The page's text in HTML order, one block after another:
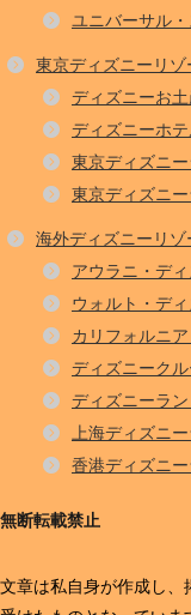
ユニバーサル
東京ディズニーリゾ
ディズニーお
ディズニーホ
東京ディズニー
東京ディズニー
海外ディズニーリゾ
アウラニ・デ
ウォルト・デ
カリフォルニ
ディズニーク
ディズニーラ
上海ディズニ
香港ディズニ
無断転載禁止
文章は私自身が作成し、